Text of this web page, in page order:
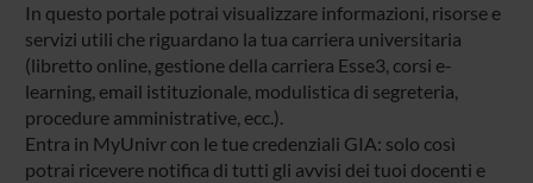
In questo portale potrai visualizzare informazioni, risorse e
servizi utili che riguardano la tua carriera universitaria
(libretto online, gestione della carriera Esse3, corsi e-
learning, email istituzionale, modulistica di segreteria,
procedure amministrative, ecc.).
Entra in MyUnivr con le tue credenziali GIA: solo così
potrai ricevere notifica di tutti gli avvisi dei tuoi docenti e